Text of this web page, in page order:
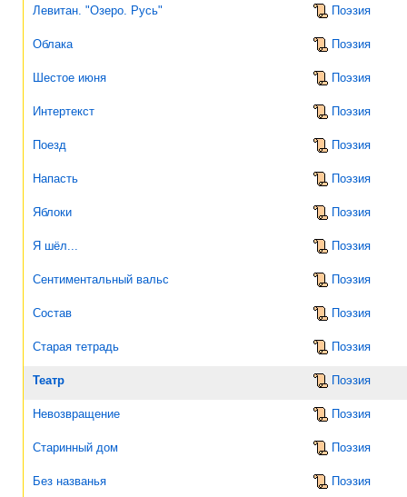
Левитан. "Озеро. Русь" Поэзия
Облака Поэзия
Шестое июня Поэзия
Интертекст Поэзия
Поезд Поэзия
Напасть Поэзия
Яблоки Поэзия
Я шёл... Поэзия
Сентиментальный вальс Поэзия
Состав Поэзия
Старая тетрадь Поэзия
Театр Поэзия
Невозвращение Поэзия
Старинный дом Поэзия
Без названья Поэзия